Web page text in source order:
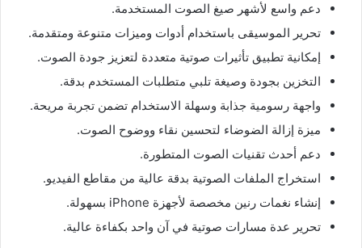
دعم واسع لأشهر صيغ الصوت المستخدمة.
تحرير الموسيقى باستخدام أدوات وميزات متنوعة ومتقدمة.
إمكانية تطبيق تأثيرات صوتية متعددة لتعزيز جودة الصوت.
التخزين بجودة وصيغة تلبي متطلبات المستخدم بدقة.
واجهة رسومية جذابة وسهلة الاستخدام تضمن تجربة مريحة.
ميزة إزالة الضوضاء لتحسين نقاء ووضوح الصوت.
دعم أحدث تقنيات الصوت المتطورة.
استخراج الملفات الصوتية بدقة عالية من مقاطع الفيديو.
إنشاء نغمات رنين مخصصة لأجهزة iPhone بسهولة.
تحرير عدة مسارات صوتية في آن واحد بكفاءة عالية.